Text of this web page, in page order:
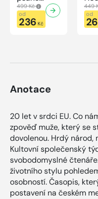
modrou
krví
499 Kč
od
236 Kč
449
od
Anotace
20 let v srdci EU. Co
zpověď muže, který se
dovolenou. Hrdý národ,
Kultovní společenský
svobodomyslné
životního stylu
osobností. Časopis,
postavení na českém